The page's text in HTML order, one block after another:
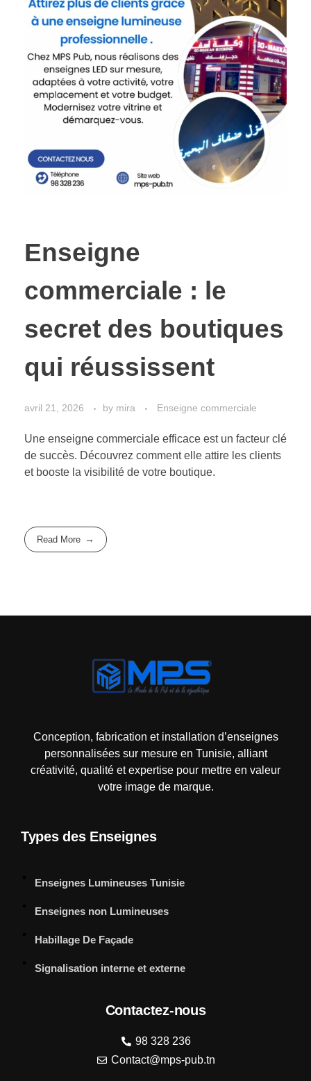
Enseigne
commerciale : le
secret des boutiques
qui réussissent
avril 21, 2026 by mira Enseigne commerciale
Une enseigne commerciale efficace est un facteur clé
de succès. Découvrez comment elle attire les clients
et booste la visibilité de votre boutique.
Read More
Conception, fabrication et installation d’enseignes
personnalisées sur mesure en Tunisie, alliant
créativité, qualité et expertise pour mettre en valeur
votre image de marque.
Types des Enseignes
Enseignes Lumineuses Tunisie
Enseignes non Lumineuses
Habillage De Façade
Signalisation interne et externe
Contactez-nous
98 328 236
Contact@mps-pub.tn